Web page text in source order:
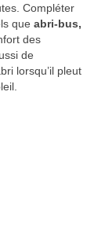
Compléter
que abri-bus,
des
de
lorsqu’il pleut